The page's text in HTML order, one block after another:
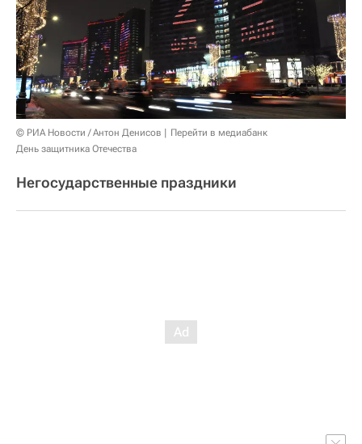
© РИА Новости / Антон Денисов
Перейти в медиабанк
День защитника Отечества
Негосударственные праздники